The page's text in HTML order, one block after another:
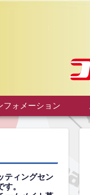
フォメーション
ティングセン
。